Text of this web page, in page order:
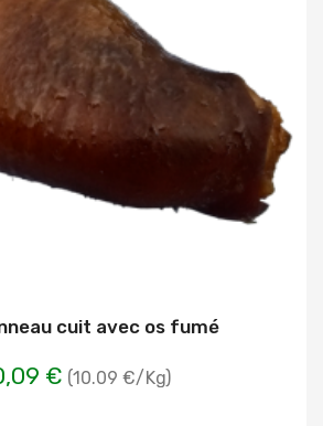
cuit avec os fumé
€ (10.09 €/Kg)